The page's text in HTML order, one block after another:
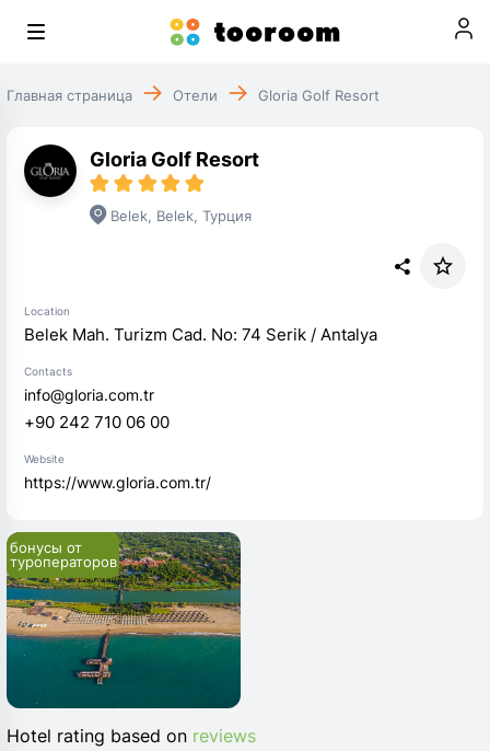
Главная страница Отели Gloria Golf Resort
Gloria Golf Resort
Belek, Belek, Турция
Location
Belek Mah. Turizm Cad. No: 74 Serik / Antalya
Contacts
info@gloria.com.tr
+90 242 710 06 00
Website
https://www.gloria.com.tr/
бонусы от
туроператоров
Hotel rating based on reviews